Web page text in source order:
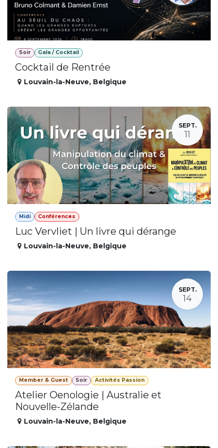
Soir Gala / Cocktail
Cocktail de Rentrée
Louvain-la-Neuve, Belgique
SEPT.
11
Midi Conférences
Luc Vervliet | Un livre qui dérange
Louvain-la-Neuve, Belgique
SEPT.
14
Member & Guest Soir Activités Passion
Atelier Oenologie | Australie et
Nouvelle-Zélande
Louvain-la-Neuve, Belgique